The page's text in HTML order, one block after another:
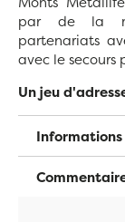
par de la
partenariats
avec le secours
Un jeu